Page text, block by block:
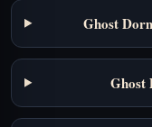
Ghost
Ghost